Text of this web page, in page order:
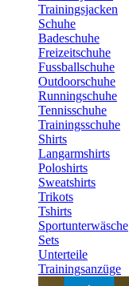
Trainingsjacken
Schuhe
Badeschuhe
Freizeitschuhe
Fussballschuhe
Outdoorschuhe
Runningschuhe
Tennisschuhe
Trainingsschuhe
Shirts
Langarmshirts
Poloshirts
Sweatshirts
Trikots
Tshirts
Sportunterwäsche
Sets
Unterteile
Trainingsanzüge